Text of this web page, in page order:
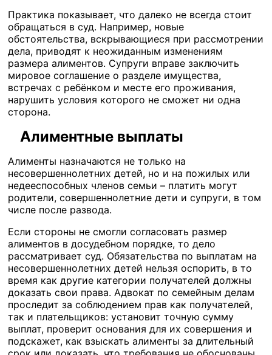
Практика показывает, что далеко не всегда стоит
обращаться в суд. Например, новые
обстоятельства, вскрывающиеся при рассмотрении
дела, приводят к неожиданным изменениям
размера алиментов. Супруги вправе заключить
мировое соглашение о разделе имущества,
встречах с ребёнком и месте его проживания,
нарушить условия которого не сможет ни одна
сторона.
Алиментные выплаты
Алименты назначаются не только на
несовершеннолетних детей, но и на пожилых или
недееспособных членов семьи – платить могут
родители, совершеннолетние дети и супруги, в том
числе после развода.
Если стороны не смогли согласовать размер
алиментов в досудебном порядке, то дело
рассматривает суд. Обязательства по выплатам на
несовершеннолетних детей нельзя оспорить, в то
время как другие категории получателей должны
доказать свои права. Адвокат по семейным делам
проследит за соблюдением прав как получателей,
так и плательщиков: установит точную сумму
выплат, проверит основания для их совершения и
подскажет, как взыскать алименты за длительный